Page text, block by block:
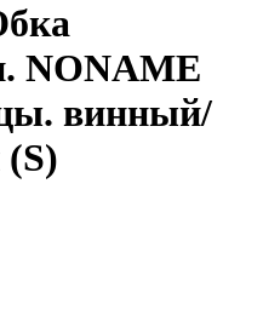
NONAME
винный/
(S)